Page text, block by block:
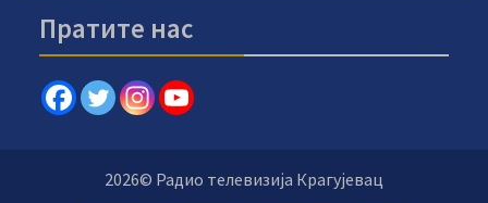
Пратите нас
2026© Радио телевизија Крагујевац